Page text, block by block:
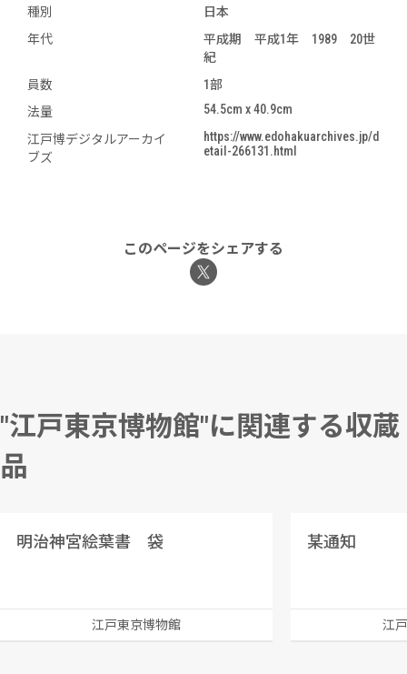
種別
日本
年代
平成期 平成1年 1989 20世
紀
員数
1部
法量
54.5cm x 40.9cm
江戸博デジタルアーカイ
ブズ
https://www.edohakuarchives.jp/d
etail-266131.html
このページをシェアする
"江戸東京博物館"に関連する収蔵
品
明治神宮絵葉書 袋
江戸東京博物館
某通知
江